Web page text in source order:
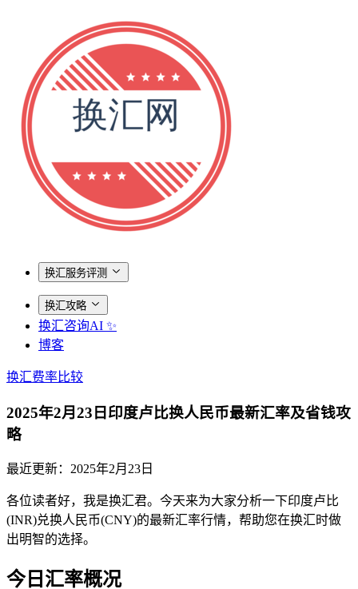
换汇服务评测
换汇攻略
换汇咨询AI ✨
博客
换汇费率比较
2025年2月23日印度卢比换人民币最新汇率及省钱攻
略
最近更新： 2025年2月23日
各位读者好，我是换汇君。今天来为大家分析一下印度卢比
(INR)兑换人民币(CNY)的最新汇率行情，帮助您在换汇时做
出明智的选择。
今日汇率概况